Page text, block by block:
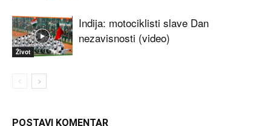
Život
Indija: motociklisti slave Dan
nezavisnosti (video)
POSTAVI KOMENTAR